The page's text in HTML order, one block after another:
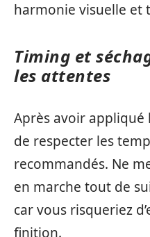
harmonie visuelle et
Timing et
les attentes
Après avoir appliqué
de respecter les
recommandés. Ne
en marche tout de
car vous risqueriez
finition.